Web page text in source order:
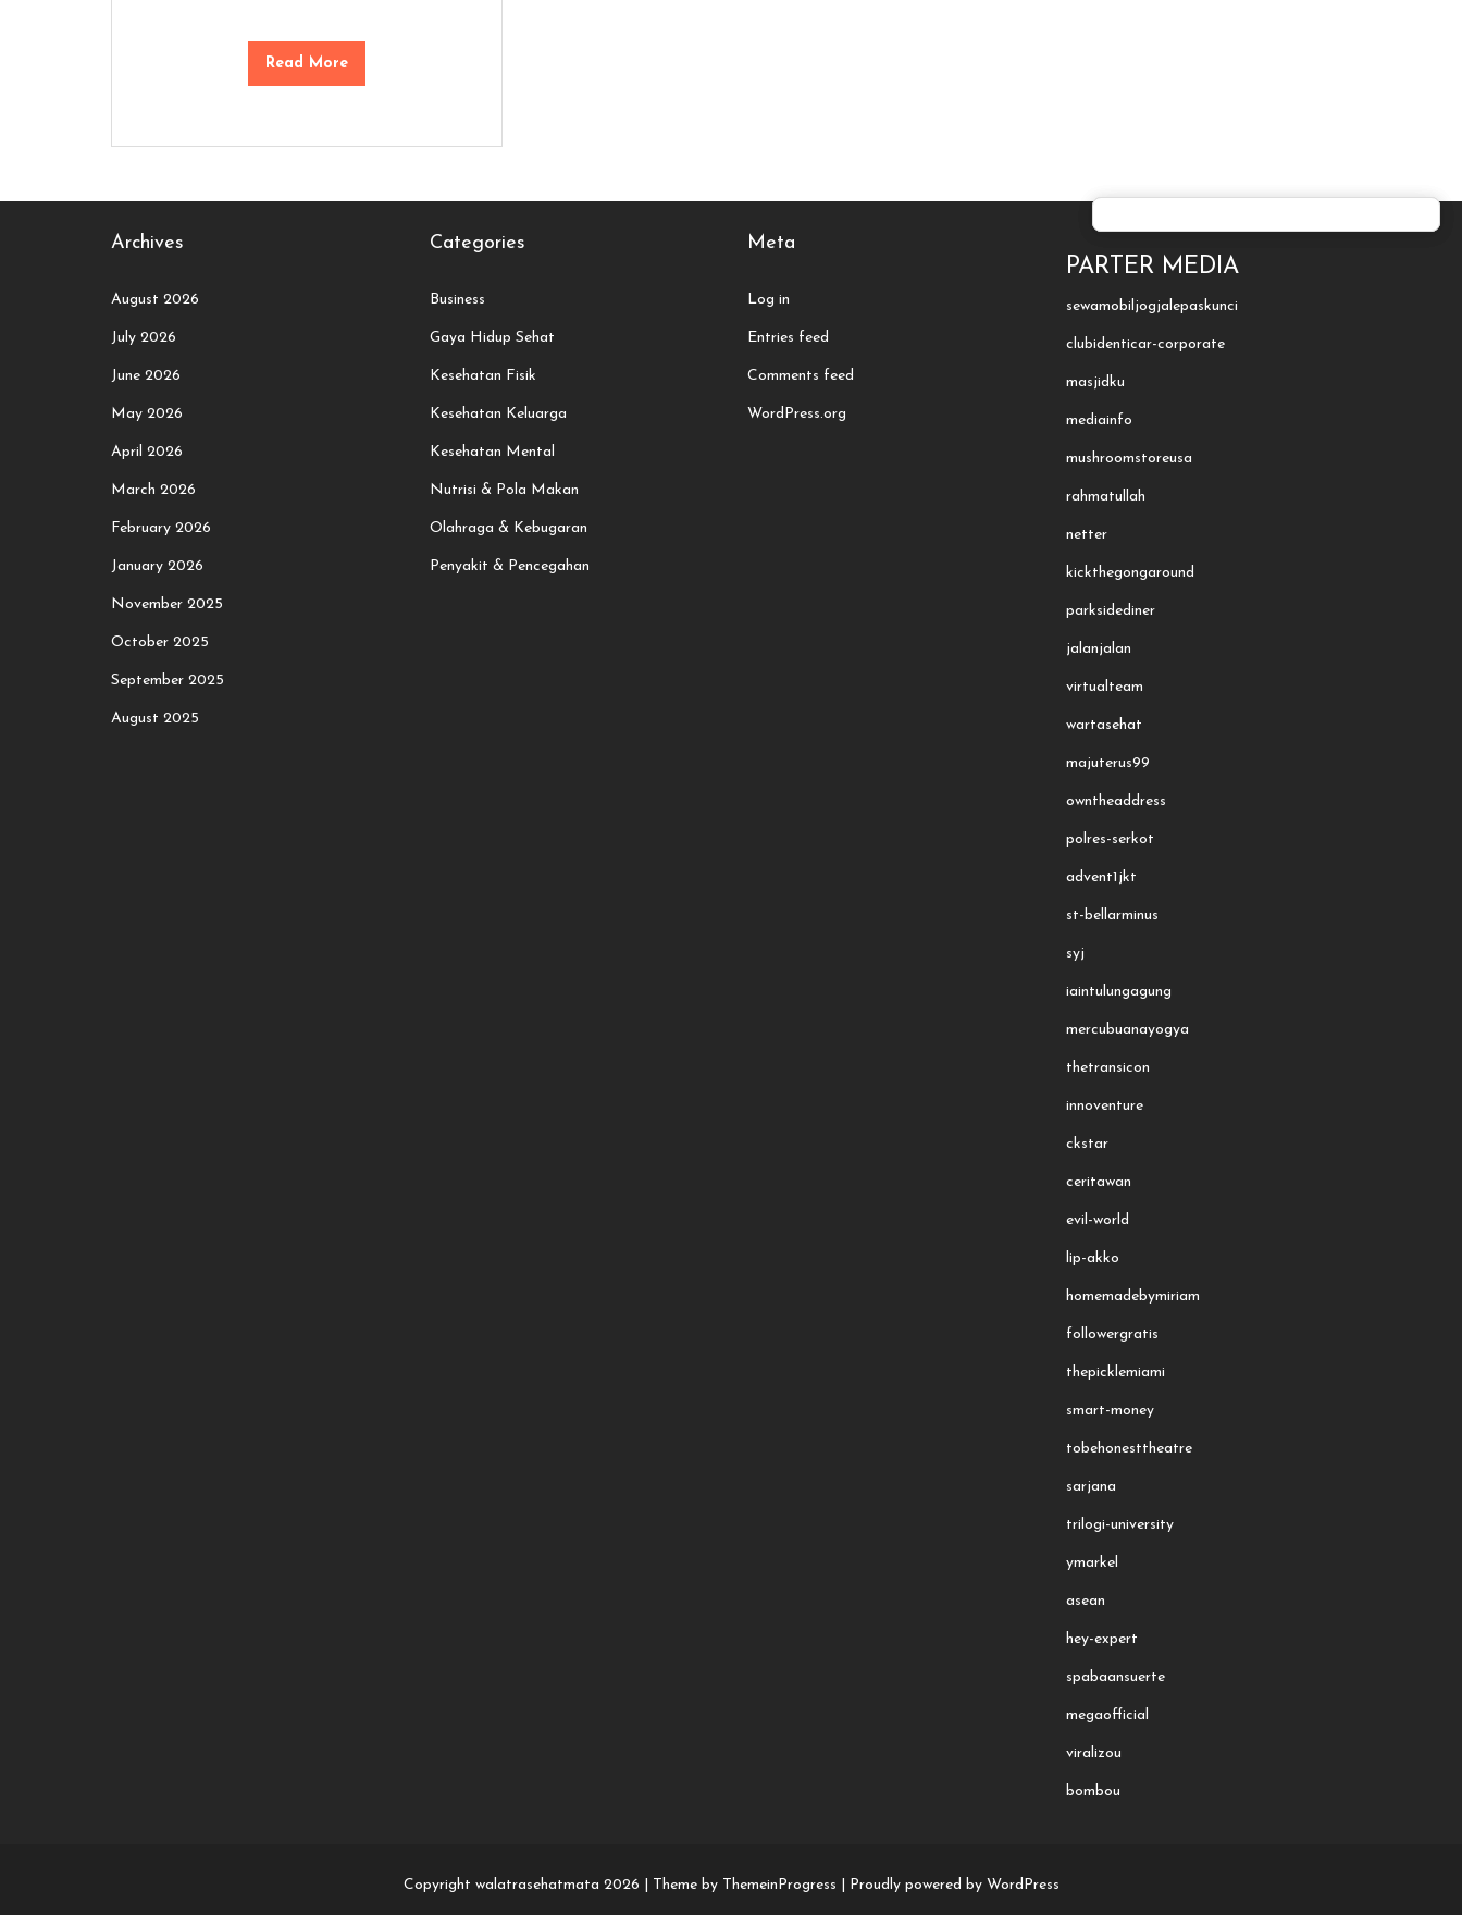
Read More
Archives
August 2026
July 2026
June 2026
May 2026
April 2026
March 2026
February 2026
January 2026
November 2025
October 2025
September 2025
August 2025
Categories
Business
Gaya Hidup Sehat
Kesehatan Fisik
Kesehatan Keluarga
Kesehatan Mental
Nutrisi & Pola Makan
Olahraga & Kebugaran
Penyakit & Pencegahan
Meta
Log in
Entries feed
Comments feed
WordPress.org
PARTER MEDIA
sewamobiljogjalepaskunci
clubidenticar-corporate
masjidku
mediainfo
mushroomstoreusa
rahmatullah
netter
kickthegongaround
parksidediner
jalanjalan
virtualteam
wartasehat
majuterus99
owntheaddress
polres-serkot
advent1jkt
st-bellarminus
syj
iaintulungagung
mercubuanayogya
thetransicon
innoventure
ckstar
ceritawan
evil-world
lip-akko
homemadebymiriam
followergratis
thepicklemiami
smart-money
tobehonesttheatre
sarjana
trilogi-university
ymarkel
asean
hey-expert
spabaansuerte
megaofficial
viralizou
bombou
Copyright walatrasehatmata 2026 | Theme by ThemeinProgress Proudly powered by WordPress